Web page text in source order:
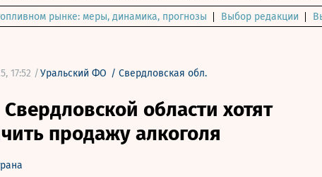
рынке: меры, динамика, прогнозы Выбор редакции
17:52 /Уральский ФО / Свердловская обл.
Свердловской области хотят
продажу алкоголя